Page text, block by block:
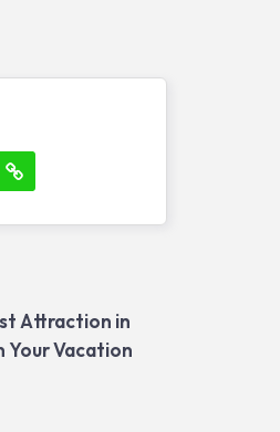
Attraction in
Your Vacation